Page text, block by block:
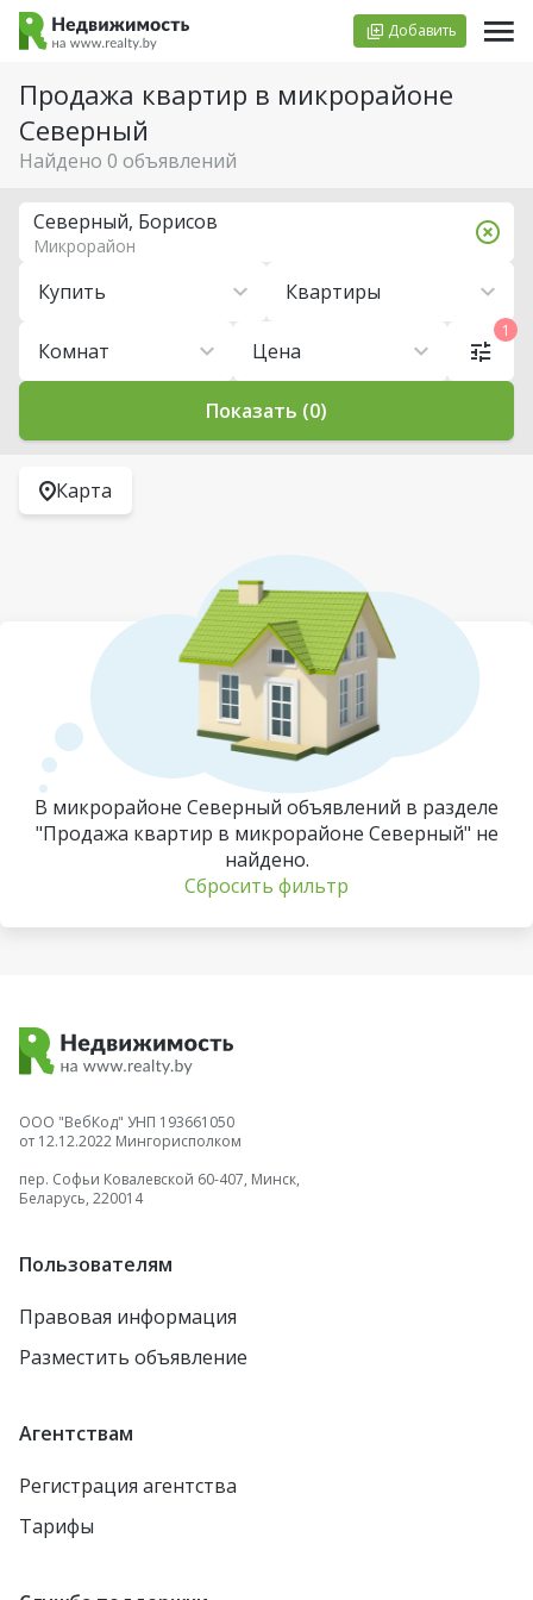
Добавить
Продажа квартир в микрорайоне
Северный
Найдено 0 объявлений
Купить Квартиры
Комнат Цена
Северный, Борисов
Микрорайон
1
Показать (0)
Карта
В микрорайоне Северный объявлений в разделе
"Продажа квартир в микрорайоне Северный" не
найдено.
Сбросить фильтр
ООО "ВебКод" УНП 193661050
от 12.12.2022 Мингорисполком
пер. Софьи Ковалевской 60-407, Минск,
Беларусь, 220014
Пользователям
Правовая информация
Разместить объявление
Агентствам
Регистрация агентства
Тарифы